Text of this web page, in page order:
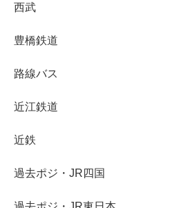
西武
豊橋鉄道
路線バス
近江鉄道
近鉄
過去ポジ・JR四国